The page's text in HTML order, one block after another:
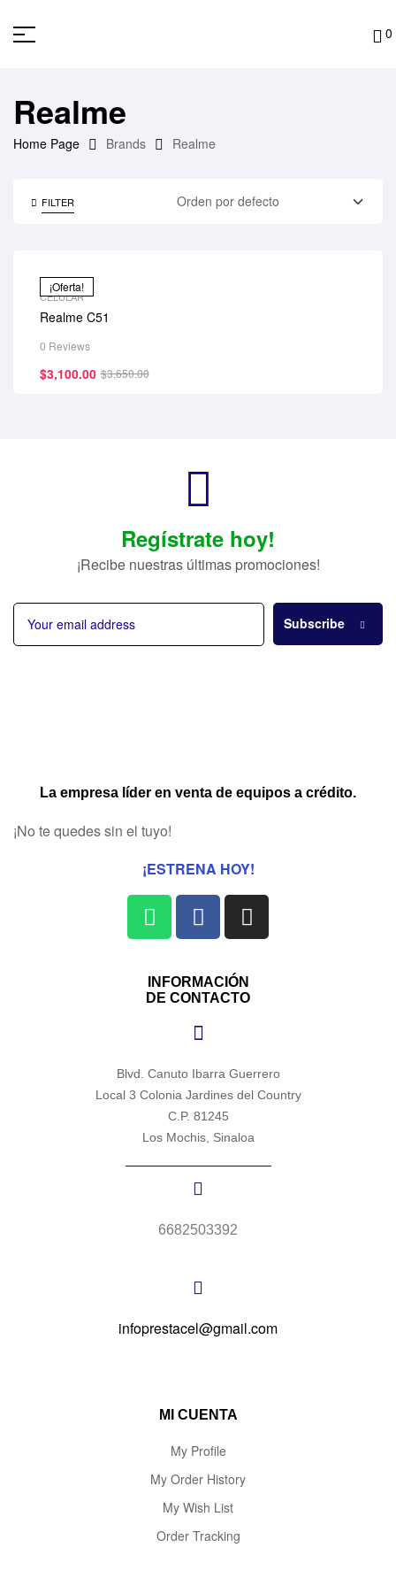
0
Realme
Home Page Brands Realme
FILTER
¡Oferta!
CELULAR
Realme C51
0 Reviews
$3,650.00
$3,100.00
Regístrate hoy!
¡Recibe nuestras últimas promociones!
Subscribe
La empresa líder en venta de equipos a crédito.
¡No te quedes sin el tuyo!
¡ESTRENA HOY!
INFORMACIÓN
DE CONTACTO
Blvd. Canuto Ibarra Guerrero
Local 3 Colonia Jardines del Country
C.P. 81245
Los Mochis, Sinaloa
6682503392
infoprestacel@gmail.com
MI CUENTA
My Profile
My Order History
My Wish List
Order Tracking